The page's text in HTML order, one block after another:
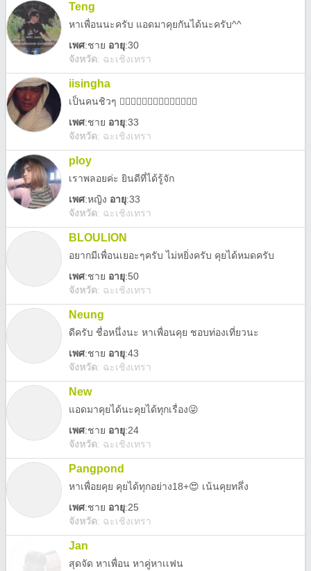
Teng
หาเพื่อนนะครับ แอดมาคุยกันได้นะครับ^^
เพศ:ชาย อายุ:30
จังหวัด: ฉะเชิงเทรา
iisingha
เป็นคนชิวๆ 👍🏾👍🏾👍🏾👍🏾👍🏾👍🏾👍🏾
เพศ:ชาย อายุ:33
จังหวัด: ฉะเชิงเทรา
ploy
เราพลอยค่ะ ยินดีที่ได้รู้จัก
เพศ:หญิง อายุ:33
จังหวัด: ฉะเชิงเทรา
BLOULION
อยากมีเพื่อนเยอะๆครับ ไม่หยิ่งครับ คุยได้หมดครับ
เพศ:ชาย อายุ:50
จังหวัด: ฉะเชิงเทรา
Neung
ดีครับ ชื่อหนึ่งนะ หาเพื่อนคุย ชอบท่องเที่ยวนะ
เพศ:ชาย อายุ:43
จังหวัด: ฉะเชิงเทรา
New
แอดมาคุยได้นะคุยได้ทุกเรื่อง😜
เพศ:ชาย อายุ:24
จังหวัด: ฉะเชิงเทรา
Pangpond
หาเพื่อยคุย คุยได้ทุกอย่าง18+😍 เน้นคุยทลึ่ง
เพศ:ชาย อายุ:25
จังหวัด: ฉะเชิงเทรา
Jan
สุดจัด หาเพื่อน หาคู่หาเเฟน